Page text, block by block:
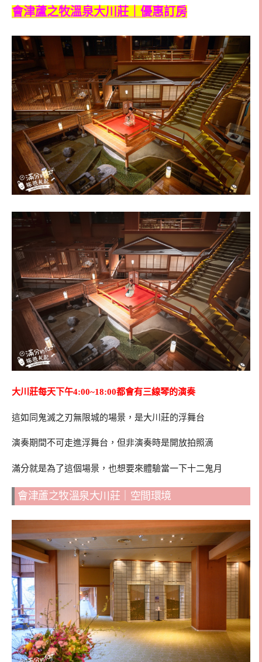
會津蘆之牧溫泉大川莊｜優惠訂房
大川莊每天下午4:00~18:00都會有三線琴的演奏
這如同鬼滅之刃無限城的場景，是大川莊的浮舞台
演奏期間不可走進浮舞台，但非演奏時是開放拍照滴
滿分就是為了這個場景，也想要來體驗當一下十二鬼月
會津蘆之牧溫泉大川莊｜空間環境